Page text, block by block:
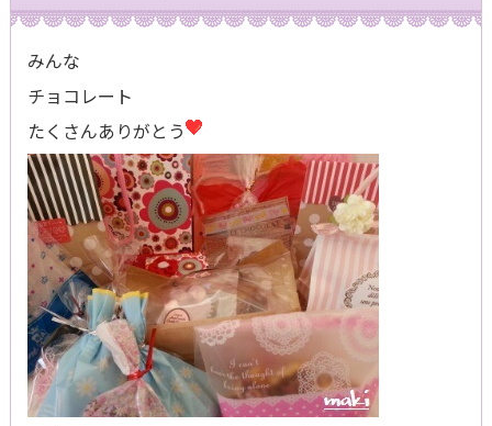
みんな
チョコレート
たくさんありがとう